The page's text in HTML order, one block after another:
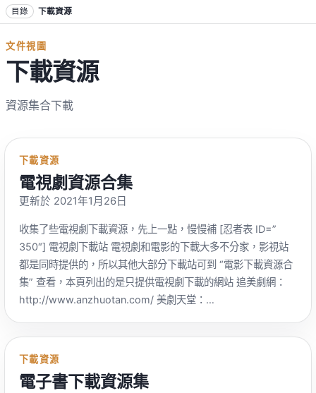
跳到正文
目錄 下載資源
文件視圖
下載資源
資源集合下載
下載資源
電視劇資源合集
更新於 2021年1月26日
收集了些電視劇下載資源，先上一點，慢慢補 [忍者表 ID=”
350″] 電視劇下載站 電視劇和電影的下載大多不分家，影視站
都是同時提供的，所以其他大部分下載站可到 “電影下載資源合
集” 查看，本頁列出的是只提供電視劇下載的網站 追美劇網：
http://www.anzhuotan.com/ 美劇天堂：
http://www.zhuixinfan.com/main.php
下載資源
電子書下載資源集